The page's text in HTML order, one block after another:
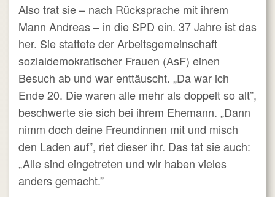
Also trat sie – nach Rücksprache mit ihrem
Mann Andreas – in die SPD ein. 37 Jahre ist das
her. Sie stattete der Arbeitsgemeinschaft
sozialdemokratischer Frauen (AsF) einen
Besuch ab und war enttäuscht. „Da war ich
Ende 20. Die waren alle mehr als doppelt so alt”,
beschwerte sie sich bei ihrem Ehemann. „Dann
nimm doch deine Freundinnen mit und misch
den Laden auf”, riet dieser ihr. Das tat sie auch:
„Alle sind eingetreten und wir haben vieles
anders gemacht.”